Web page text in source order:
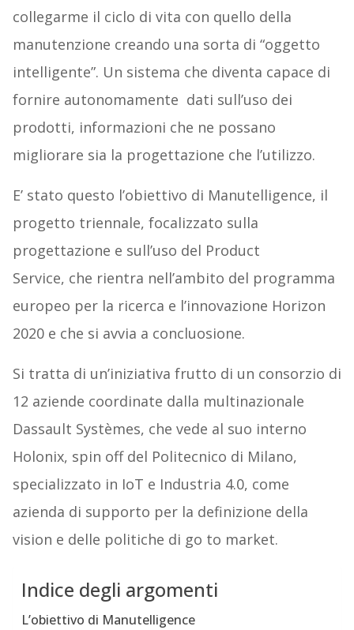
collegarme il ciclo di vita con quello della
manutenzione creando una sorta di “oggetto
intelligente”. Un sistema che diventa capace di
fornire autonomamente dati sull’uso dei
prodotti, informazioni che ne possano
migliorare sia la progettazione che l’utilizzo.
E’ stato questo l’obiettivo di Manutelligence, il
progetto triennale, focalizzato sulla
progettazione e sull’uso del Product
Service, che rientra nell’ambito del programma
europeo per la ricerca e l’innovazione Horizon
2020 e che si avvia a concluosione.
Si tratta di un’iniziativa frutto di un consorzio di
12 aziende coordinate dalla multinazionale
Dassault Systèmes, che vede al suo interno
Holonix, spin off del Politecnico di Milano,
specializzato in IoT e Industria 4.0, come
azienda di supporto per la definizione della
vision e delle politiche di go to market.
Indice degli argomenti
L’obiettivo di Manutelligence